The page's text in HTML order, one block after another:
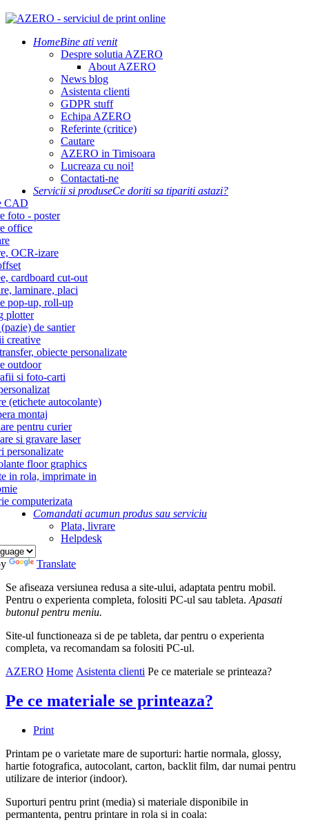
HomeBine ati venit
Despre solutia AZERO
About AZERO
News blog
Asistenta clienti
GDPR stuff
Echipa AZERO
Referinte (critice)
Cautare
AZERO in Timisoara
Lucreaza cu noi!
Contactati-ne
Servicii si produseCe doriti sa tipariti astazi?
CAD
foto - poster
office
OCR-izare
cardboard cut-out
laminare, placi
pop-up, roll-up
plotter
de santier
creative
obiecte personalizate
outdoor
si foto-carti
(etichete autocolante)
montaj
pentru curier
si gravare laser
personalizate
floor graphics
in rola, imprimate in
computerizata
Comandati acumun produs sau serviciu
Plata, livrare
Helpdesk
Translate
Se afiseaza versiunea redusa a site-ului, adaptata pentru mobil.
Pentru o experienta completa, folositi PC-ul sau tableta. Apasati
butonul pentru meniu.
Site-ul functioneaza si de pe tableta, dar pentru o experienta
completa, va recomandam sa folositi PC-ul.
AZERO Home Asistenta clienti Pe ce materiale se printeaza?
Pe ce materiale se printeaza?
Print
Printam pe o varietate mare de suporturi: hartie normala, glossy,
hartie fotografica, autocolant, carton, backlit film, dar numai pentru
utilizare de interior (indoor).
Suporturi pentru print (media) si materiale disponibile in
permantenta, pentru printare in rola si in coala: